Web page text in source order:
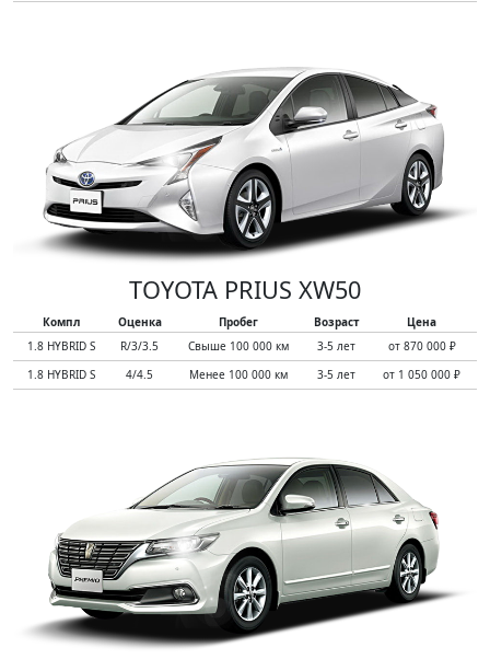
TOYOTA PRIUS XW50
Компл Оценка Пробег Возраст
Цена
1.8 HYBRID S
R/3/3.5 Свыше 100 000 км 3-5 лет
от 870 000 ₽
1.8 HYBRID S
4/4.5 Менее 100 000 км 3-5 лет от 1 050 000 ₽